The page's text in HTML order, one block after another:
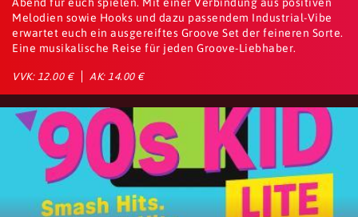
Melodien sowie Hooks und dazu passendem Industrial-Vibe
erwartet euch ein ausgereiftes Groove Set der feineren Sorte.
Eine musikalische Reise für jeden Groove-Liebhaber.
VVK: 12.00 € AK: 14.00 €